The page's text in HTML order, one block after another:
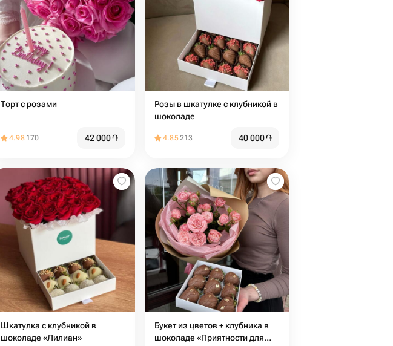
Торт с розами
4.98 170 42 000֏
Розы в шкатулке с клубникой в
шоколаде
4.85213 40 000֏
Шкатулка с клубникой в
шоколаде «Лилиан»
Букет из цветов + клубника в
шоколаде «Приятности для